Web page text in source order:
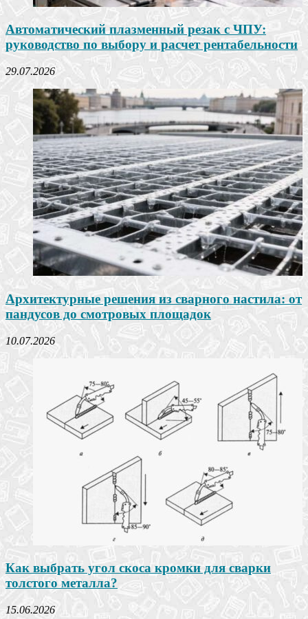
Автоматический плазменный резак с ЧПУ:
руководство по выбору и расчет рентабельности
29.07.2026
Архитектурные решения из сварного настила: от
пандусов до смотровых площадок
10.07.2026
Как выбрать угол скоса кромки для сварки
толстого металла?
15.06.2026